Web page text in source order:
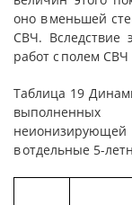
оно в меньшей
СВЧ. Вследствие
работ с полем
Таблица 19
в отдельные 5-